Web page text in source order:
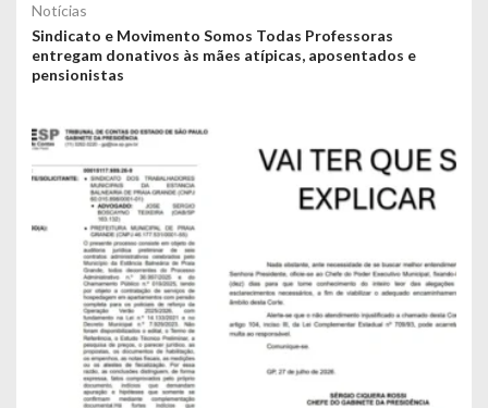
Notícias
Sindicato e Movimento Somos Todas Professoras
entregam donativos às mães atípicas, aposentados e
pensionistas